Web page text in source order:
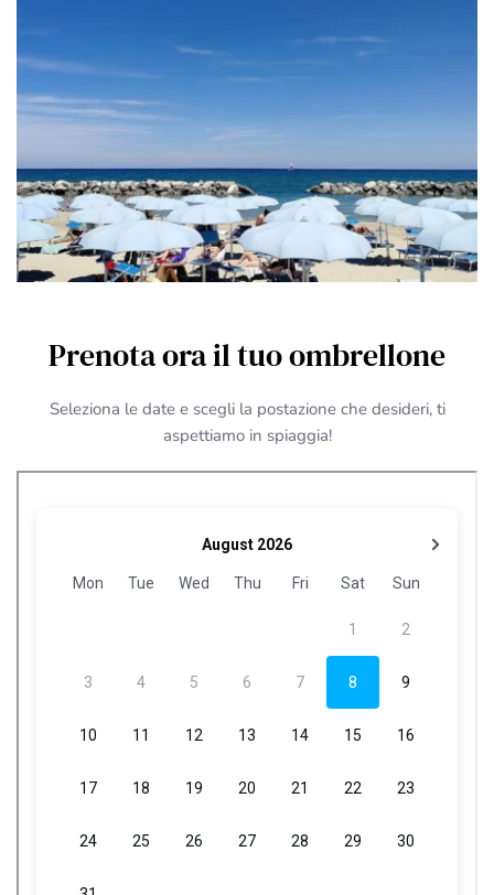
Prenota ora il tuo ombrellone
Seleziona le date e scegli la postazione che desideri, ti
aspettiamo in spiaggia!